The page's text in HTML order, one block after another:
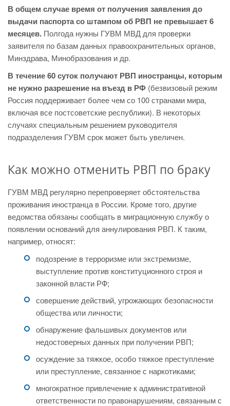
В общем случае время от получения заявления до
выдачи паспорта со штампом об РВП не превышает 6
месяцев. Полгода нужны ГУВМ МВД для проверки
заявителя по базам данных правоохранительных органов,
Минздрава, Минобразования и др.
В течение 60 суток получают РВП иностранцы, которым
не нужно разрешение на въезд в РФ (безвизовый режим
Россия поддерживает более чем со 100 странами мира,
включая все постсоветские республики). В некоторых
случаях специальным решением руководителя
подразделения ГУВМ срок может быть увеличен.
Как можно отменить РВП по браку
ГУВМ МВД регулярно перепроверяет обстоятельства
проживания иностранца в России. Кроме того, другие
ведомства обязаны сообщать в миграционную службу о
появлении оснований для аннулирования РВП. К таким,
например, относят:
подозрение в терроризме или экстремизме,
выступление против конституционного строя и
законной власти РФ;
совершение действий, угрожающих безопасности
общества или личности;
обнаружение фальшивых документов или
недостоверных данных при получении РВП;
осуждение за тяжкое, особо тяжкое преступление
или преступление, связанное с наркотиками;
многократное привлечение к административной
ответственности по правонарушениям, связанным с